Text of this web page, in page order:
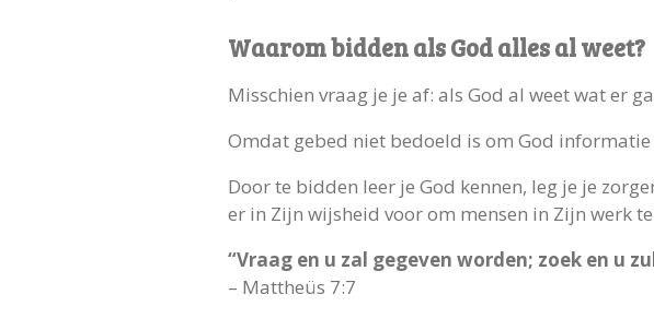
Waarom bidden als God alles al weet?
Misschien vraag je je af: als God al weet wat er
Omdat gebed niet bedoeld is om God
Door te bidden leer je God kennen, leg je je
er in Zijn wijsheid voor om mensen in Zijn werk
“Vraag en u zal gegeven worden; zoek en u
– Mattheüs 7:7